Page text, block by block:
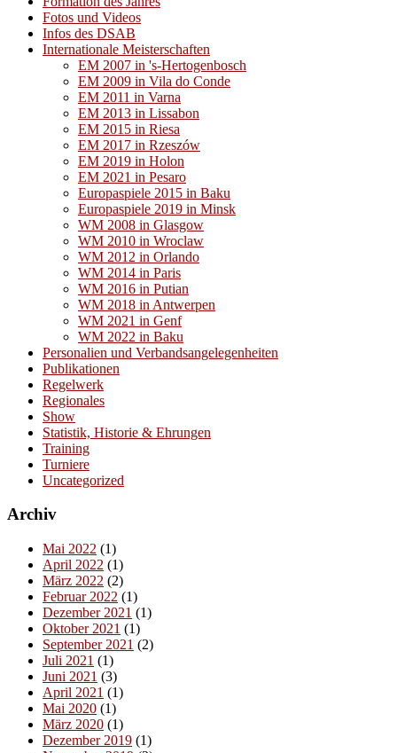
Fotos und Videos
Infos des DSAB
Internationale Meisterschaften
EM 2007 in 's-Hertogenbosch
EM 2009 in Vila do Conde
EM 2011 in Varna
EM 2013 in Lissabon
EM 2015 in Riesa
EM 2017 in Rzeszów
EM 2019 in Holon
EM 2021 in Pesaro
Europaspiele 2015 in Baku
Europaspiele 2019 in Minsk
WM 2008 in Glasgow
WM 2010 in Wroclaw
WM 2012 in Orlando
WM 2014 in Paris
WM 2016 in Putian
WM 2018 in Antwerpen
WM 2021 in Genf
WM 2022 in Baku
Personalien und Verbandsangelegenheiten
Publikationen
Regelwerk
Regionales
Show
Statistik, Historie & Ehrungen
Training
Turniere
Uncategorized
Archiv
Mai 2022 (1)
April 2022 (1)
März 2022 (2)
Februar 2022 (1)
Dezember 2021 (1)
Oktober 2021 (1)
September 2021 (2)
Juli 2021 (1)
Juni 2021 (3)
April 2021 (1)
Mai 2020 (1)
März 2020 (1)
Dezember 2019 (1)